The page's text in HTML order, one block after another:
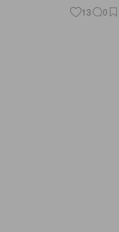
13 0